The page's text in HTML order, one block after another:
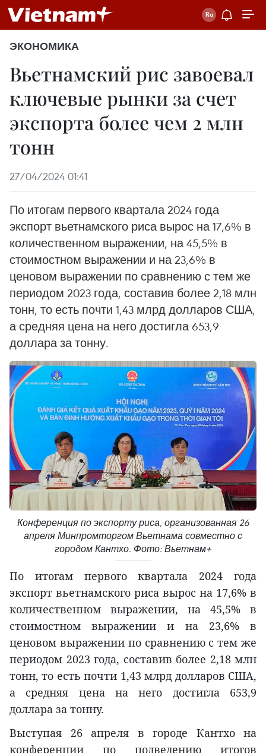
ЭКОНОМИКА
Вьетнамский рис завоевал
ключевые рынки за счет
экспорта более чем 2 млн
тонн
27/04/2024 01:41
По итогам первого квартала 2024 года
экспорт вьетнамского риса вырос на 17,6% в
количественном выражении, на 45,5% в
стоимостном выражении и на 23,6% в
ценовом выражении по сравнению с тем же
периодом 2023 года, составив более 2,18 млн
тонн, то есть почти 1,43 млрд долларов США,
а средняя цена на него достигла 653,9
доллара за тонну.
Конференция по экспорту риса, организованная 26
апреля Минпромторгом Вьетнама совместно с
городом Кантхо. Фото: Вьетнам+
По итогам первого квартала 2024 года
экспорт вьетнамского риса вырос на 17,6% в
количественном выражении, на 45,5% в
стоимостном выражении и на 23,6% в
ценовом выражении по сравнению с тем же
периодом 2023 года, составив более 2,18 млн
тонн, то есть почти 1,43 млрд долларов США,
а средняя цена на него достигла 653,9
доллара за тонну.
Выступая 26 апреля в городе Кантхо на
конференции по подведению итогов